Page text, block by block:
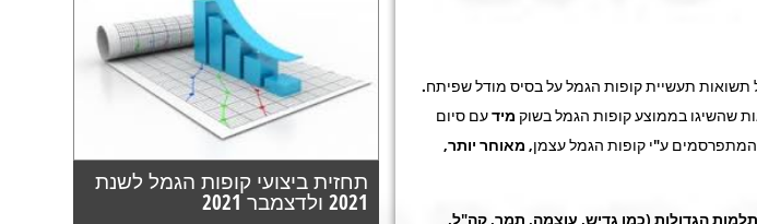
תחזית ביצועי קופות הגמל לשנת
2021 ולדצמבר 2021
תשואות תעשיית קופות הגמל על בסיס מודל שפיתח.
שהשיגו בממוצע קופות הגמל בשוק מידעם סיום
המתפרסמים ע"י קופות הגמל עצמן, מאוחר יותר,
הגדולות (כמו גדיש, עוצמה, תמר, קה"ל,